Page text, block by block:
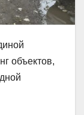
объектов,